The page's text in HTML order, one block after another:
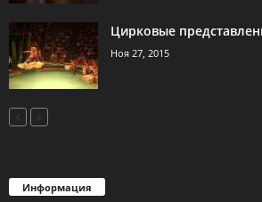
Цирковые
Ноя 27, 2015
Информация